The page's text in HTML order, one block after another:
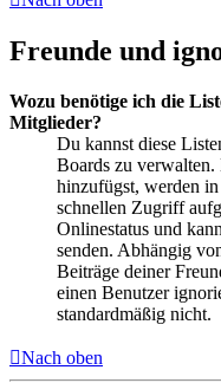
Freunde und
Wozu benötige ich die
Mitglieder?
Du kannst diese
Boards zu verwalten.
hinzufügst, werden
schnellen Zugriff
Onlinestatus und
senden. Abhängig
Beiträge deiner
einen Benutzer
standardmäßig nicht.
Nach oben